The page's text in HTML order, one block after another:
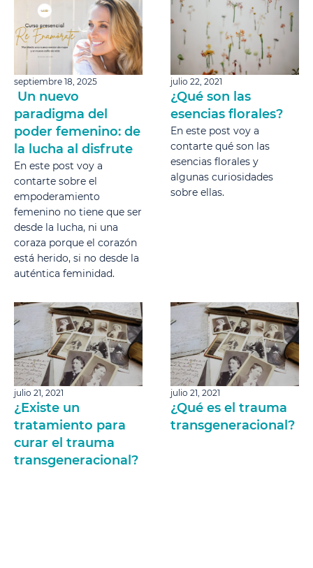
septiembre 18, 2025
Un nuevo
paradigma del
poder femenino: de
la lucha al disfrute
En este post voy a
contarte sobre el
empoderamiento
femenino no tiene que ser
desde la lucha, ni una
coraza porque el corazón
está herido, si no desde la
auténtica feminidad.
julio 22, 2021
¿Qué son las
esencias florales?
En este post voy a
contarte qué son las
esencias florales y
algunas curiosidades
sobre ellas.
julio 21, 2021
¿Existe un
tratamiento para
curar el trauma
transgeneracional?
julio 21, 2021
¿Qué es el trauma
transgeneracional?